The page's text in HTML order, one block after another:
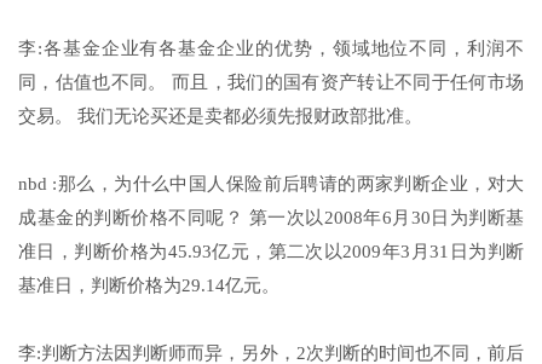
李:各基金企业有各基金企业的优势，领域地位不同，利润不
同，估值也不同。 而且，我们的国有资产转让不同于任何市场
交易。 我们无论买还是卖都必须先报财政部批准。
nbd :那么，为什么中国人保险前后聘请的两家判断企业，对大
成基金的判断价格不同呢？ 第一次以2008年6月30日为判断基
准日，判断价格为45.93亿元，第二次以2009年3月31日为判断
基准日，判断价格为29.14亿元。
李:判断方法因判断师而异，另外，2次判断的时间也不同，前后